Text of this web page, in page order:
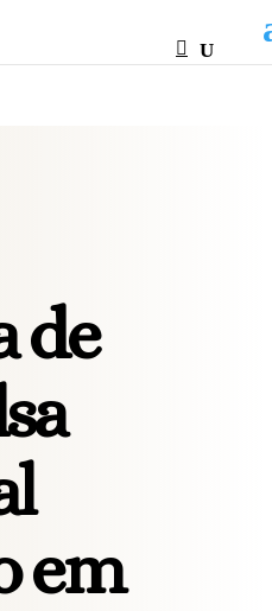
de
em